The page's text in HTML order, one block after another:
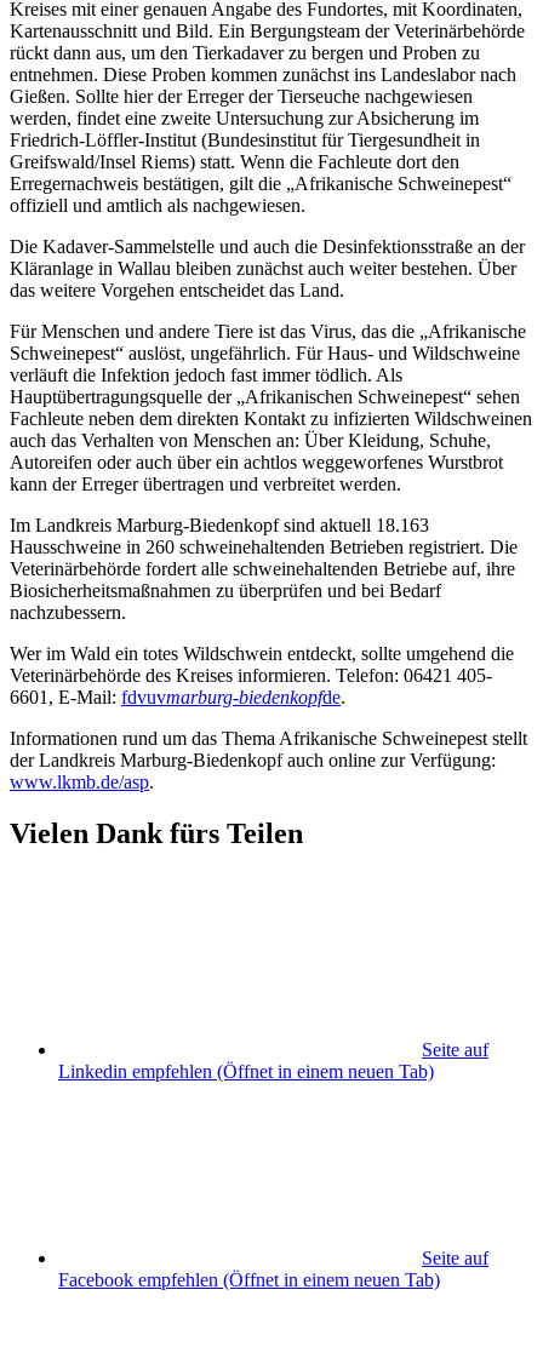
Kreises mit einer genauen Angabe des Fundortes, mit Koordinaten,
Kartenausschnitt und Bild. Ein Bergungsteam der Veterinärbehörde
rückt dann aus, um den Tierkadaver zu bergen und Proben zu
entnehmen. Diese Proben kommen zunächst ins Landeslabor nach
Gießen. Sollte hier der Erreger der Tierseuche nachgewiesen
werden, findet eine zweite Untersuchung zur Absicherung im
Friedrich-Löffler-Institut (Bundesinstitut für Tiergesundheit in
Greifswald/Insel Riems) statt. Wenn die Fachleute dort den
Erregernachweis bestätigen, gilt die „Afrikanische Schweinepest“
offiziell und amtlich als nachgewiesen.
Die Kadaver-Sammelstelle und auch die Desinfektionsstraße an der
Kläranlage in Wallau bleiben zunächst auch weiter bestehen. Über
das weitere Vorgehen entscheidet das Land.
Für Menschen und andere Tiere ist das Virus, das die „Afrikanische
Schweinepest“ auslöst, ungefährlich. Für Haus- und Wildschweine
verläuft die Infektion jedoch fast immer tödlich. Als
Hauptübertragungsquelle der „Afrikanischen Schweinepest“ sehen
Fachleute neben dem direkten Kontakt zu infizierten Wildschweinen
auch das Verhalten von Menschen an: Über Kleidung, Schuhe,
Autoreifen oder auch über ein achtlos weggeworfenes Wurstbrot
kann der Erreger übertragen und verbreitet werden.
Im Landkreis Marburg-Biedenkopf sind aktuell 18.163
Hausschweine in 260 schweinehaltenden Betrieben registriert. Die
Veterinärbehörde fordert alle schweinehaltenden Betriebe auf, ihre
Biosicherheitsmaßnahmen zu überprüfen und bei Bedarf
nachzubessern.
Wer im Wald ein totes Wildschwein entdeckt, sollte umgehend die
Veterinärbehörde des Kreises informieren. Telefon: 06421 405-
6601, E-Mail: fdvuvmarburg-biedenkopfde.
Informationen rund um das Thema Afrikanische Schweinepest stellt
der Landkreis Marburg-Biedenkopf auch online zur Verfügung:
www.lkmb.de/asp.
Vielen Dank fürs Teilen
Seite auf
Linkedin empfehlen (Öffnet in einem neuen Tab)
Seite auf
Facebook empfehlen (Öffnet in einem neuen Tab)